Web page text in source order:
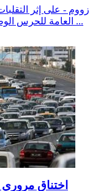
زووم - على إثر
العامة للحرس الوطني عن انقطاع حركة المرور بالطرقات ا ...
اختناق